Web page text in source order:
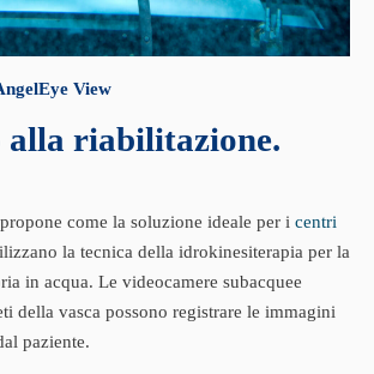
View
alla riabilitazione.
come la soluzione ideale per i centri
la tecnica della idrokinesiterapia per la
in acqua. Le videocamere subacquee
della vasca possono registrare le immagini
paziente.